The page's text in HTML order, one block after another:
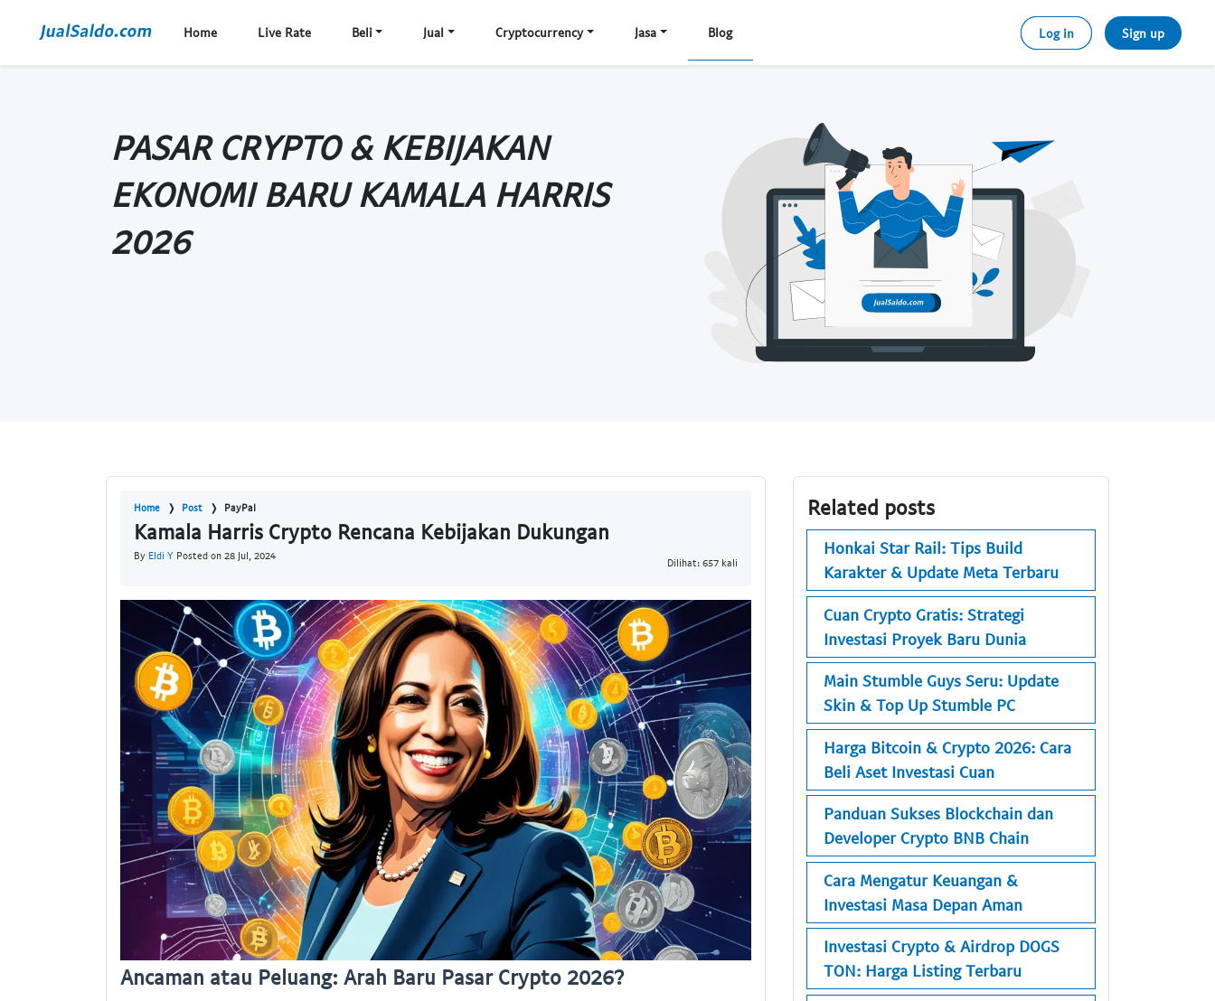
Home Live Rate Beli Jual Cryptocurrency Jasa Blog Log in Sign up
PASAR CRYPTO & KEBIJAKAN
EKONOMI BARU KAMALA HARRIS
2026
Home Post PayPal
Kamala Harris Crypto Rencana Kebijakan Dukungan
By Eldi Y Posted on 28 Jul, 2024
Dilihat: 657 kali
Ancaman atau Peluang: Arah Baru Pasar Crypto 2026?
Related posts
Honkai Star Rail: Tips Build
Karakter & Update Meta Terbaru
Cuan Crypto Gratis: Strategi
Investasi Proyek Baru Dunia
Main Stumble Guys Seru: Update
Skin & Top Up Stumble PC
Harga Bitcoin & Crypto 2026: Cara
Beli Aset Investasi Cuan
Panduan Sukses Blockchain dan
Developer Crypto BNB Chain
Cara Mengatur Keuangan &
Investasi Masa Depan Aman
Investasi Crypto & Airdrop DOGS
TON: Harga Listing Terbaru